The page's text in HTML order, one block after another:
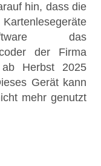
hin, dass die
das
der Firma
ab Herbst 2025
Gerät kann
mehr genutzt